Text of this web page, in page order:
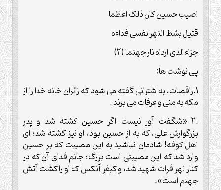
اصیب حسین کان ذلک اعظما
قتیل بشط النهر نفسی فداءه
جزاء الذی ارداه نار جهنما (2)
پی نوشت ها:
1.راقصات، به شترانی گفته می شود که زائران خانه خدا را از
مکه به منی و عرفات می برند .
.2 «شگفت آور نیست اگر حسین کشته شد و پدر
بزرگوارش علی، که به از حسین بود، او نیز کشته شد؛ ای
اهل کوفه! شادمان نباشید به این مصیبت که بر حسین
وارد شد که این مصیبتی است بزرگ؛ جانم فدای آن که در
کنار نهر فرات شهید شد، و کیفر آنکس که او را کشت آتش
جهنم است».